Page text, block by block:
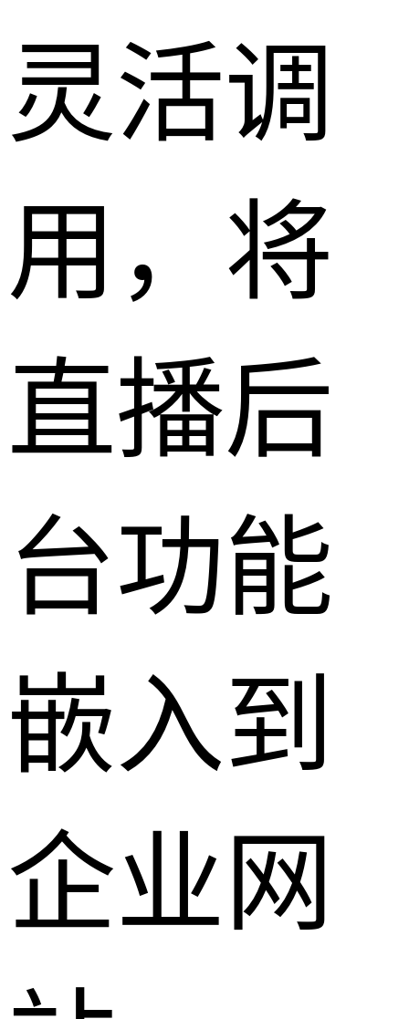
灵活调
用，将
直播后
台功能
嵌入到
企业网